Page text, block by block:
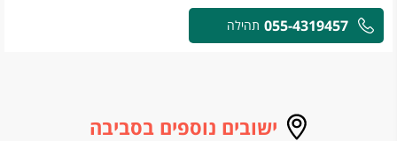
055-4319457 תהילה
ישובים נוספים בסביבה